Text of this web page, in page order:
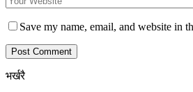
Save my name, email, and website in
भर्खरै